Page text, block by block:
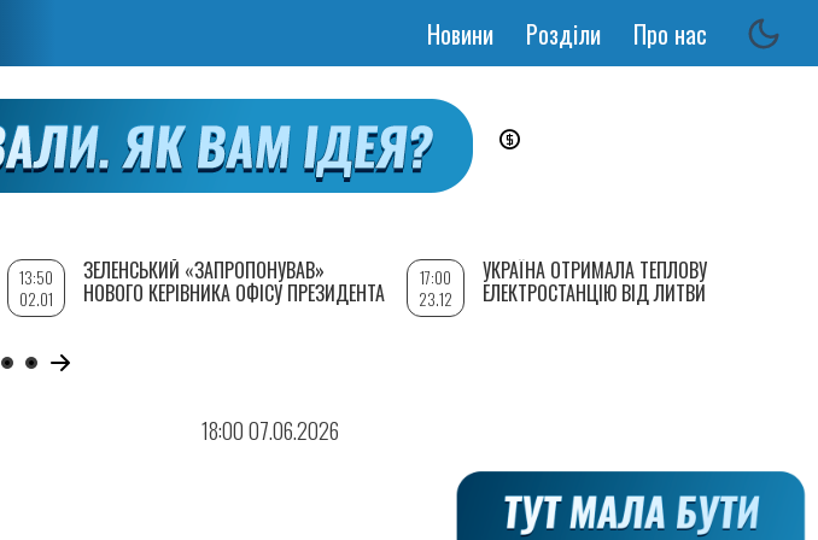
Основная
Новини Розділи Про нас
18:00 07.06.2026
13:50
02.01
ЗЕЛЕНСЬКИЙ «ЗАПРОПОНУВАВ»
НОВОГО КЕРІВНИКА ОФІСУ ПРЕЗИДЕНТА
17:00
23.12
УКРАЇНА ОТРИМАЛА ТЕПЛОВУ
ЕЛЕКТРОСТАНЦІЮ ВІД ЛИТВИ